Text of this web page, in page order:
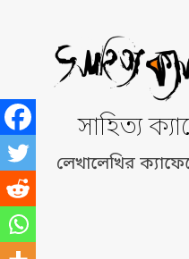
content
সাহিত্য
লেখালেখির